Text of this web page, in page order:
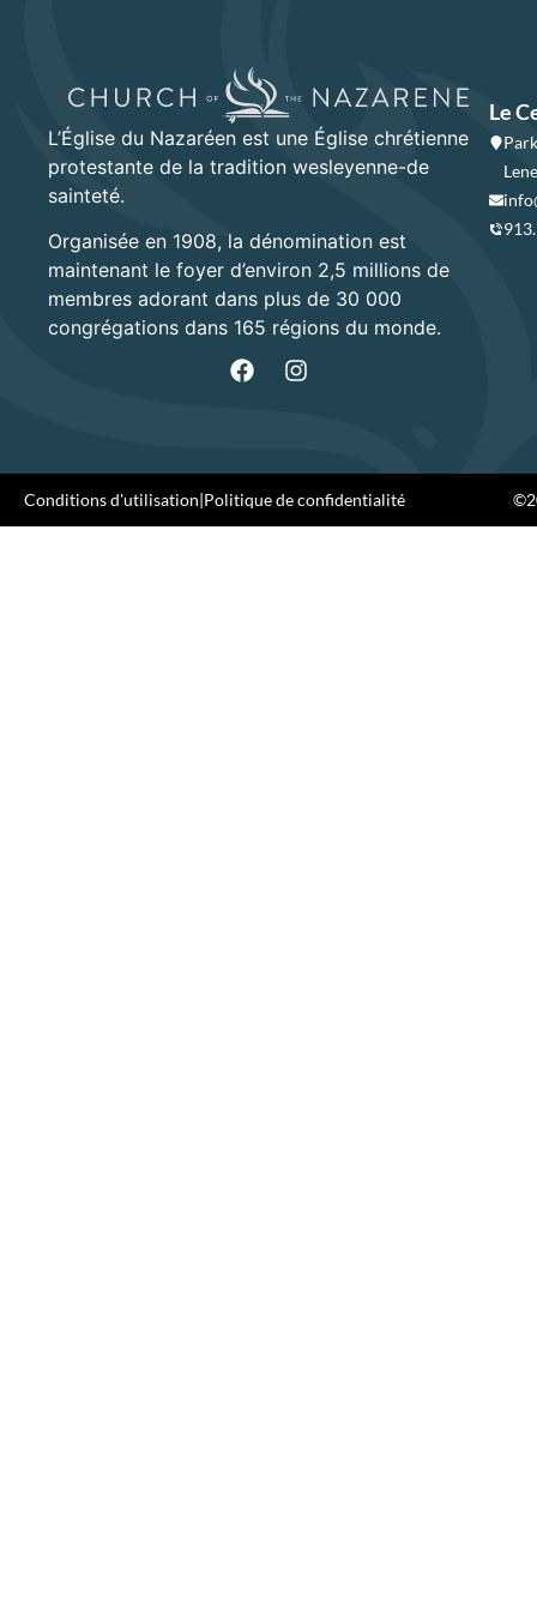
L’Église du Nazaréen est une Église chrétienne
protestante de la tradition wesleyenne-de
sainteté.
Organisée en 1908, la dénomination est
maintenant le foyer d’environ 2,5 millions de
membres adorant dans plus de 30 000
congrégations dans 165 régions du monde.
Le
Conditions d'utilisation Politique de confidentialité